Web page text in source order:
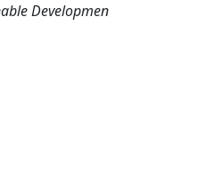
Developmen